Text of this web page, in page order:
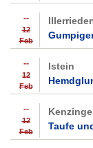
--
12
Feb
--
12
Feb
Istein
--
12
Feb
Taufe